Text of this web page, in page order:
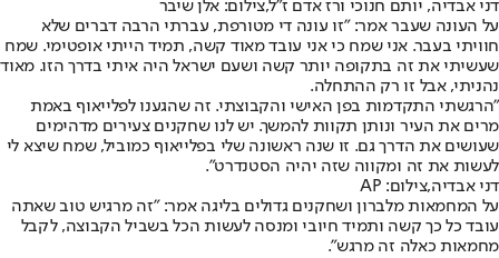
דני אבדיה, יותם חנוכי ורז אדם ז"ל,צילום: אלן שיבר
על העונה שעבר אמר: "זו עונה די מטורפת, עברתי הרבה דברים שלא
חוויתי בעבר. אני שמח כי אני עובד מאוד קשה, תמיד הייתי אופטימי. שמח
שעשיתי את זה בתקופה יותר קשה ושעם ישראל היה איתי בדרך הזו. מאוד
נהניתי, אבל זו רק ההתחלה.
"הרגשתי התקדמות בפן האישי והקבוצתי. זה שהגענו לפלייאוף באמת
מרים את העיר ונותן תקוות להמשך. יש לנו שחקנים צעירים מדהימים
שעושים את הדרך גם. זו שנה ראשונה שלי בפלייאוף כמוביל, שמח שיצא לי
לעשות את זה ומקווה שזה יהיה הסטנדרט".
דני אבדיה,צילום: AP
על המחמאות מלברון ושחקנים גדולים בליגה אמר: "זה מרגיש טוב שאתה
עובד כל כך קשה ותמיד חיובי ומנסה לעשות הכל בשביל הקבוצה, לקבל
מחמאות כאלה זה מרגש".